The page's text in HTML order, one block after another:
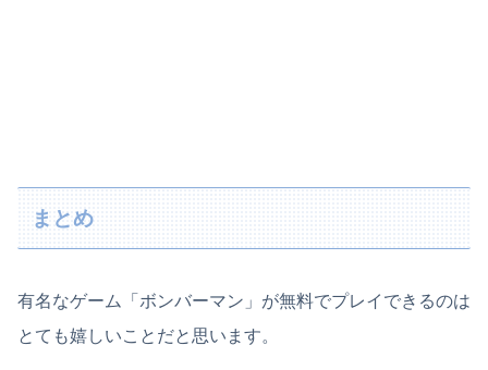
まとめ
有名なゲーム「ボンバーマン」が無料でプレイできるのは
とても嬉しいことだと思います。